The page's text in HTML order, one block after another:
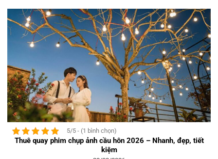
5/5 - (1 bình chọn)
Thuê quay phim chụp ảnh cầu hôn 2026 – Nhanh, đẹp, tiết
kiệm